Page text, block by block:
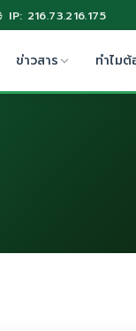
IP: 216.73.216.175
ข่าวสาร ทำไมต้